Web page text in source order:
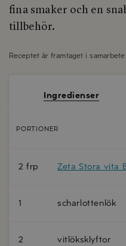
fina smaker och en
tillbehör.
Receptet är framtaget i
Ingredienser
PORTIONER
2 frp Zeta Stora vita
1 scharlottenlök
2 vitlöksklyftor